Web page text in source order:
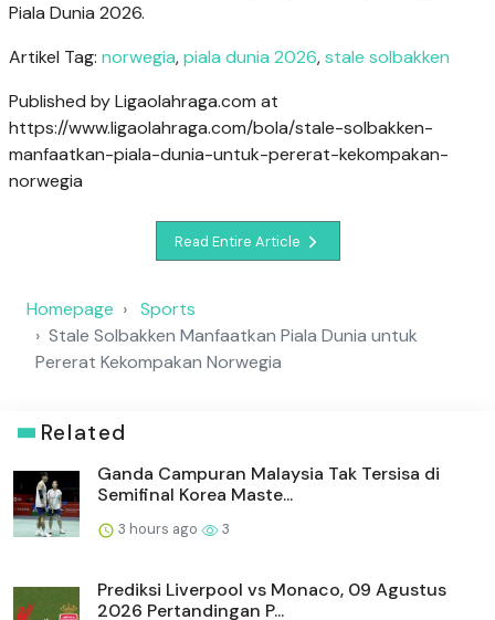
Piala Dunia 2026.
Artikel Tag: norwegia,piala dunia 2026,stale solbakken
Published by Ligaolahraga.com at
https://www.ligaolahraga.com/bola/stale-solbakken-
manfaatkan-piala-dunia-untuk-pererat-kekompakan-
norwegia
Read Entire Article
Homepage
Sports
Stale Solbakken Manfaatkan Piala Dunia untuk
Pererat Kekompakan Norwegia
Related
Ganda Campuran Malaysia Tak Tersisa di
Semifinal Korea Maste...
3 hours ago 3
Prediksi Liverpool vs Monaco, 09 Agustus
2026 Pertandingan P...